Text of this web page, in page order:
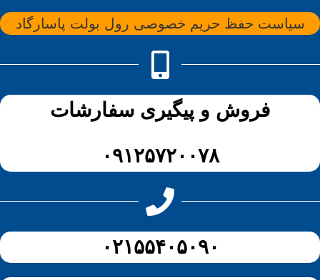
سیاست حفظ حریم خصوصی رول بولت پاسارگاد
فروش و پیگیری سفارشات
۰۹۱۲۵۷۲۰۰۷۸
۰۲۱۵۵۴۰۵۰۹۰